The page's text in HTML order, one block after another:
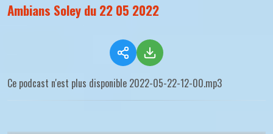
Ambians Soley du 22 05 2022
Ce podcast n'est plus disponible 2022-05-22-12-00.mp3